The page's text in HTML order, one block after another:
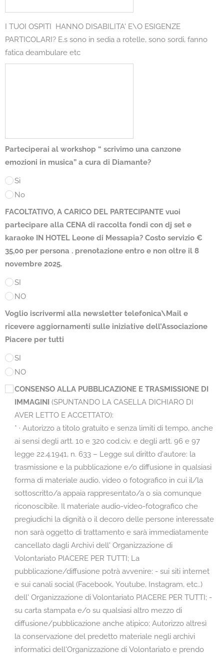
I TUOI OSPITI HANNO DISABILITA' E\O ESIGENZE
PARTICOLARI? E.s sono in sedia a rotelle, sono sordi, fanno
fatica deambulare etc
Parteciperai al workshop “ scrivimo una canzone
emozioni in musica” a cura di Diamante?
Si
No
FACOLTATIVO, A CARICO DEL PARTECIPANTE vuoi
partecipare alla CENA di raccolta fondi con dj set e
karaoke IN HOTEL Leone di Messapia? Costo servizio €
35,00 per persona . prenotazione entro e non oltre il 8
novembre 2025.
SI
NO
Voglio iscrivermi alla newsletter telefonica\Mail e
ricevere aggiornamenti sulle iniziative dell’Associazione
Piacere per tutti
SI
NO
CONSENSO ALLA PUBBLICAZIONE E TRASMISSIONE DI
IMMAGINI (SPUNTANDO LA CASELLA DICHIARO DI
AVER LETTO E ACCETTATO):
* · Autorizzo a titolo gratuito e senza limiti di tempo, anche
ai sensi degli artt. 10 e 320 cod.civ. e degli artt. 96 e 97
legge 22.4.1941, n. 633 – Legge sul diritto d'autore: la
trasmissione e la pubblicazione e/o diffusione in qualsiasi
forma di materiale audio, video o fotografico in cui il/la
sottoscritto/a appaia rappresentato/a o sia comunque
riconoscibile. Il materiale audio-video-fotografico che
pregiudichi la dignità o il decoro delle persone interessate
non sarà oggetto di trattamento e sarà immediatamente
cancellato dagli Archivi dell' Organizzazione di
Volontariato PIACERE PER TUTTI; La
pubblicazione/diffusione potrà avvenire: - sui siti internet
e sui canali social (Facebook, Youtube, Instagram, etc..)
dell' Organizzazione di Volontariato PIACERE PER TUTTI; -
su carta stampata e/o su qualsiasi altro mezzo di
diffusione/pubblicazione anche atipico; Autorizzo altresì
la conservazione del predetto materiale negli archivi
informatici dell'Organizzazione di Volontariato e prendo